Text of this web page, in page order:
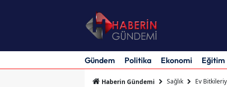
Gündem Politika Ekonomi Eğitim
Haberin Gündemi Sağlık Ev